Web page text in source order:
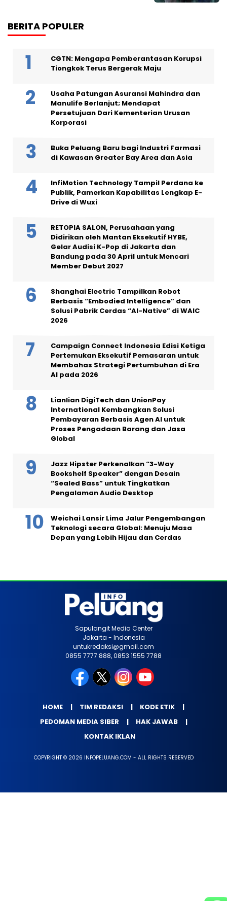
BERITA POPULER
CGTN: Mengapa Pemberantasan Korupsi
Tiongkok Terus Bergerak Maju
Usaha Patungan Asuransi Mahindra dan
Manulife Berlanjut; Mendapat
Persetujuan Dari Kementerian Urusan
Korporasi
Buka Peluang Baru bagi Industri Farmasi
di Kawasan Greater Bay Area dan Asia
InfiMotion Technology Tampil Perdana ke
Publik, Pamerkan Kapabilitas Lengkap E-
Drive di Wuxi
RETOPIA SALON, Perusahaan yang
Didirikan oleh Mantan Eksekutif HYBE,
Gelar Audisi K-Pop di Jakarta dan
Bandung pada 30 April untuk Mencari
Member Debut 2027
Shanghai Electric Tampilkan Robot
Berbasis “Embodied Intelligence” dan
Solusi Pabrik Cerdas “AI-Native” di WAIC
2026
Campaign Connect Indonesia Edisi Ketiga
Pertemukan Eksekutif Pemasaran untuk
Membahas Strategi Pertumbuhan di Era
AI pada 2026
Lianlian DigiTech dan UnionPay
International Kembangkan Solusi
Pembayaran Berbasis Agen AI untuk
Proses Pengadaan Barang dan Jasa
Global
Jazz Hipster Perkenalkan “3-Way
Bookshelf Speaker” dengan Desain
“Sealed Bass” untuk Tingkatkan
Pengalaman Audio Desktop
Weichai Lansir Lima Jalur Pengembangan
Teknologi secara Global: Menuju Masa
Depan yang Lebih Hijau dan Cerdas
Sapulangit Media Center
Jakarta - Indonesia
untukredaksi@gmail.com
0855 7777 888, 0853 1555 7788
HOME TIM REDAKSI
KODE ETIK
PEDOMAN MEDIA SIBER
HAK JAWAB
KONTAK IKLAN
COPYRIGHT © 2026 INFOPELUANG.COM - ALL RIGHTS RESERVED